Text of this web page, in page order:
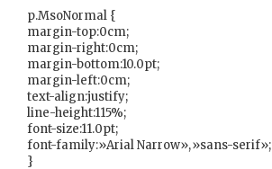
p.MsoNormal {
margin-top:0cm;
margin-right:0cm;
margin-bottom:10.0pt;
margin-left:0cm;
text-align:justify;
line-height:115%;
font-size:11.0pt;
font-family:»Arial Narrow»,»sans-serif»;
}